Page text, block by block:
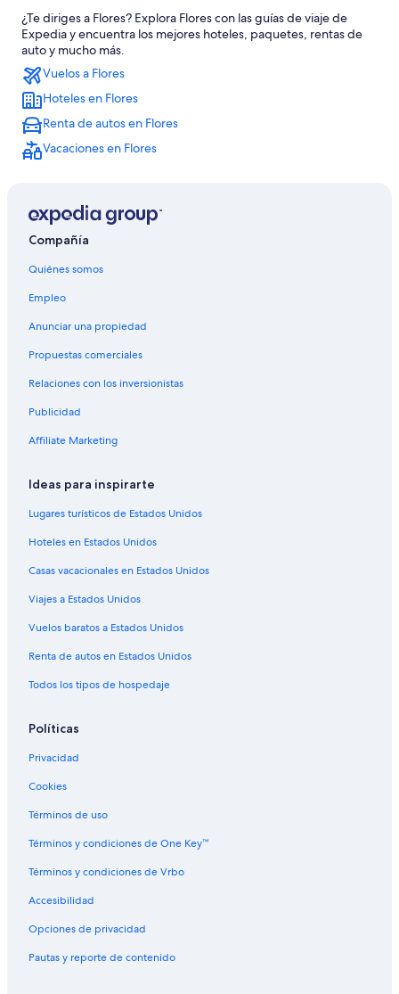
Hoteles con bar en Santa Elena
Hoteles con estacionamiento en Santa Elena
Hoteles con alberca en Santa Elena
Hoteles con vista en Santa Elena
Hoteles para bodas en Santa Elena
Hoteles en Santa Elena
Hoteles cerca de Centro comercial Maya Mall
¿Te diriges a Flores? Explora Flores con las guías de viaje de
Expedia y encuentra los mejores hoteles, paquetes, rentas de
auto y mucho más.
Vuelos a Flores
Hoteles en Flores
Renta de autos en Flores
Vacaciones en Flores
Compañía
Quiénes somos
Empleo
Anunciar una propiedad
Propuestas comerciales
Relaciones con los inversionistas
Publicidad
Affiliate Marketing
Ideas para inspirarte
Lugares turísticos de Estados Unidos
Hoteles en Estados Unidos
Casas vacacionales en Estados Unidos
Viajes a Estados Unidos
Vuelos baratos a Estados Unidos
Renta de autos en Estados Unidos
Todos los tipos de hospedaje
Políticas
Privacidad
Cookies
Términos de uso
Términos y condiciones de One Key™
Términos y condiciones de Vrbo
Accesibilidad
Opciones de privacidad
Pautas y reporte de contenido